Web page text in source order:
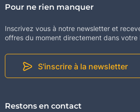
Pour ne rien manquer
Inscrivez vous à notre newsletter et
offres du moment directement dans votre
S'inscrire à la newsletter
Restons en contact